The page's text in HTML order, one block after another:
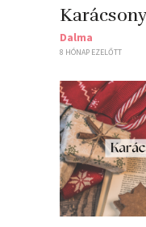
Dalma
8 HÓNAP EZELŐTT